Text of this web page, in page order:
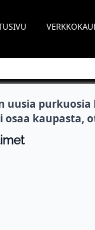
uusia purkuosia
osaa kaupasta,